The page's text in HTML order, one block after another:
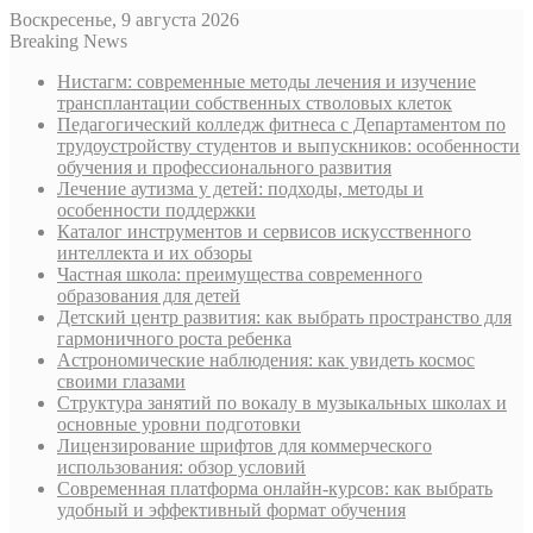
Воскресенье, 9 августа 2026
Breaking News
Нистагм: современные методы лечения и изучение
трансплантации собственных стволовых клеток
Педагогический колледж фитнеса с Департаментом по
трудоустройству студентов и выпускников: особенности
обучения и профессионального развития
Лечение аутизма у детей: подходы, методы и
особенности поддержки
Каталог инструментов и сервисов искусственного
интеллекта и их обзоры
Частная школа: преимущества современного
образования для детей
Детский центр развития: как выбрать пространство для
гармоничного роста ребенка
Астрономические наблюдения: как увидеть космос
своими глазами
Структура занятий по вокалу в музыкальных школах и
основные уровни подготовки
Лицензирование шрифтов для коммерческого
использования: обзор условий
Современная платформа онлайн-курсов: как выбрать
удобный и эффективный формат обучения